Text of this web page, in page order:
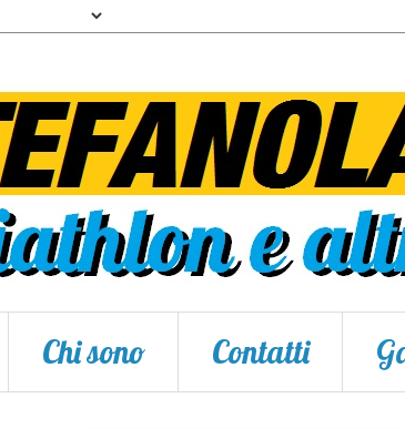
Chi sono Contatti